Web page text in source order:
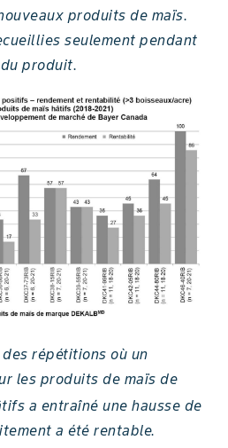
produits de maïs.
seulement pendant
produit.
répétitions où un
les produits de maïs de
a entraîné une hausse de
a été rentable.